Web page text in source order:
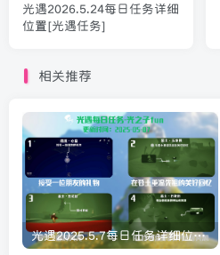
光遇2026.5.24每日任务详细
位置[光遇任务]
相关推荐
光遇2025.5.7每日任务详细位置[光遇任务]